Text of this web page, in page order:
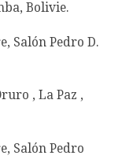
Bolivie.
Salón Pedro D.
, La Paz ,
Salón Pedro